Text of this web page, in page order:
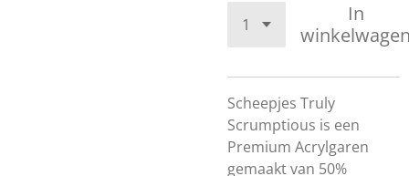
In
Scheepjes Truly
Scrumptious is een
Premium Acrylgaren
gemaakt van 50%